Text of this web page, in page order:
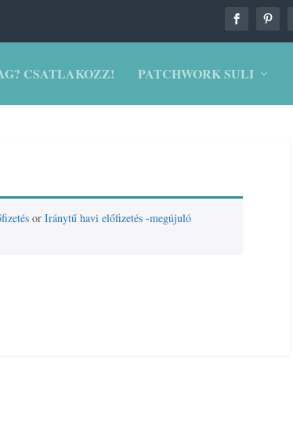
CSATLAKOZZ! PATCHWORK SULI
orIránytű havi előfizetés -megújuló